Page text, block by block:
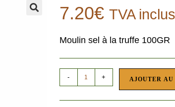
7.20€ TVA inclus
Moulin sel à la truffe 100GR
- + AJOUTER AU